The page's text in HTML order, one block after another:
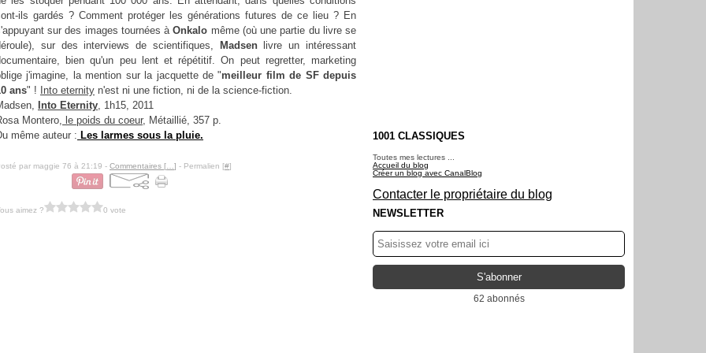
ils gardés ? Comment protéger les générations futures de ce lieu ? En
sur des images tournées àOnkalo même (où une partie du livre se
sur des interviews de scientifiques,
Madsenlivre un intéressant
bien qu'un peu lent et répétitif. On peut regretter, marketing
j'imagine, la mention sur la jacquette de "meilleur film de SF depuis
ans" ! Into eternity n'est ni une fiction, ni de la science-fiction.
Into Eternity, 1h15, 2011
Montero, le poids du coeur, Métaillié, 357 p.
même auteur : Les larmes sous la pluie.
par maggie 76 à 21:19 - Commentaires [ ] - Permalien [#]
aimez ? 0 vote
1001 CLASSIQUES
Toutes mes lectures ...
Accueil du blog
Créer un blog avec CanalBlog
Contacter le propriétaire du blog
NEWSLETTER
62 abonnés